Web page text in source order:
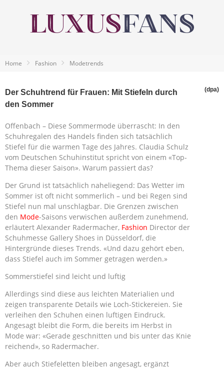
Home Fashion Modetrends
Der Schuhtrend für Frauen: Mit Stiefeln durch
den Sommer
(dpa)
Offenbach – Diese Sommermode überrascht: In den
Schuhregalen des Handels finden sich tatsächlich
Stiefel für die warmen Tage des Jahres. Claudia Schulz
vom Deutschen Schuhinstitut spricht von einem «Top-
Thema dieser Saison». Warum passiert das?
Der Grund ist tatsächlich naheliegend: Das Wetter im
Sommer ist oft nicht sommerlich – und bei Regen sind
Stiefel nun mal unschlagbar. Die Grenzen zwischen
den Mode-Saisons verwischen außerdem zunehmend,
erläutert Alexander Radermacher, Fashion Director der
Schuhmesse Gallery Shoes in Düsseldorf, die
Hintergründe dieses Trends. «Und dazu gehört eben,
dass Stiefel auch im Sommer getragen werden.»
Sommerstiefel sind leicht und luftig
Allerdings sind diese aus leichten Materialien und
zeigen transparente Details wie Loch-Stickereien. Sie
verleihen den Schuhen einen luftigen Eindruck.
Angesagt bleibt die Form, die bereits im Herbst in
Mode war: «Gerade geschnitten und bis unter das Knie
reichend», so Radermacher.
Aber auch Stiefeletten bleiben angesagt, ergänzt